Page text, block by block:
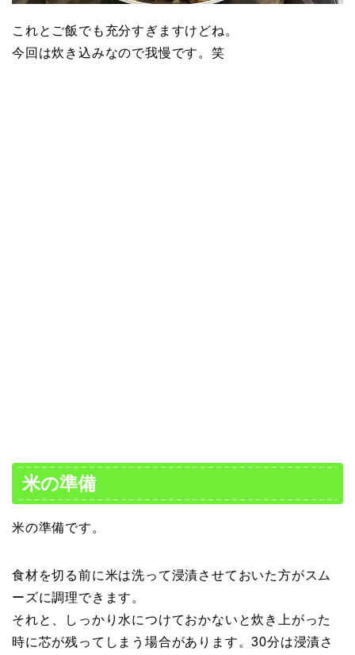
これとご飯でも充分すぎますけどね。
今回は炊き込みなので我慢です。笑
米の準備
米の準備です。
食材を切る前に米は洗って浸漬させておいた方がスム
ーズに調理できます。
それと、しっかり水につけておかないと炊き上がった
時に芯が残ってしまう場合があります。30分は浸漬さ